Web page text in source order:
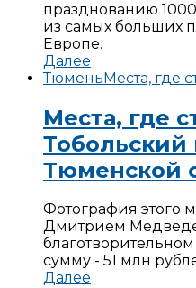
празднованию
из самых больших
Европе.
Далее
ТюменьМеста, где
Места, где
Тобольский
Тюменской
Фотография этого
Дмитрием
сумму - 51 млн
Далее